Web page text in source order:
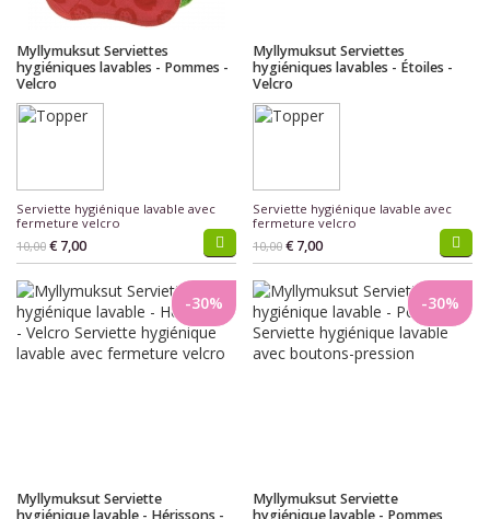
Myllymuksut Serviettes
hygiéniques lavables - Pommes -
Velcro
Serviette hygiénique lavable avec
fermeture velcro
10,00 € 7,00
Myllymuksut Serviettes
hygiéniques lavables - Étoiles -
Velcro
Serviette hygiénique lavable avec
fermeture velcro
10,00 € 7,00
Myllymuksut Serviette
hygiénique lavable - Hérissons -
-30%
Myllymuksut Serviette
hygiénique lavable - Pommes
-30%